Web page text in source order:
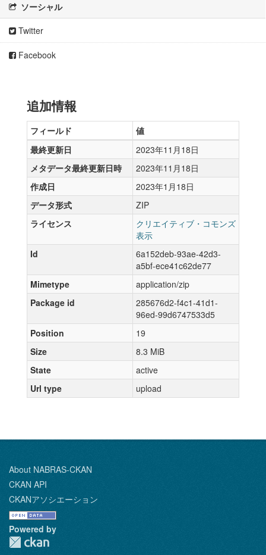
ソーシャル
Twitter
Facebook
追加情報
フィールド
値
最終更新日
2023年11月18日
メタデータ最終更新日時
2023年11月18日
作成日
2023年1月18日
データ形式
ZIP
ライセンス
クリエイティブ・コモンズ
表示
Id
6a152deb-93ae-42d3-
a5bf-ece41c62de77
Mimetype
application/zip
Package id
285676d2-f4c1-41d1-
96ed-99d6747533d5
Position
19
Size
8.3 MiB
State
active
Url type
upload
About NABRAS-CKAN
CKAN API
CKANアソシエーション
Powered by